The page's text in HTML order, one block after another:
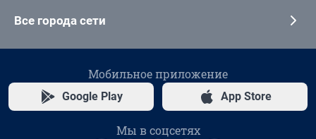
Все города сети
Мобильное приложение
Google Play App Store
Мы в соцсетях